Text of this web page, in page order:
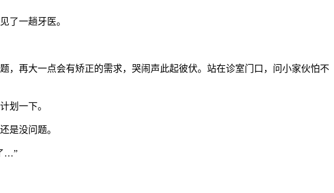
了一趟牙医。
，再大一点会有矫正的需求，哭闹声此起彼伏。站在诊室门口，问小家伙怕不
划一下。
是没问题。
…”